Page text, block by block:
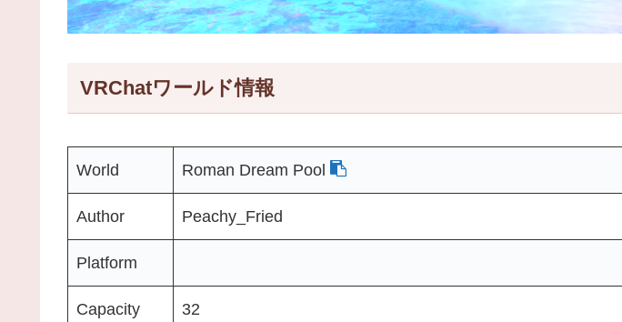
VRChatワールド情報
World Roman Dream Pool
Author Peachy_Fried
Platform
Capacity 32